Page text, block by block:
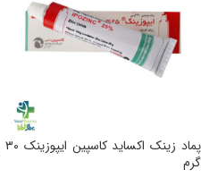
پماد زینک اکساید کاسپین ایپوزینک ۳۰
گرم